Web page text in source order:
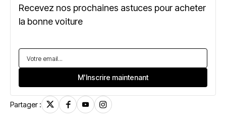
Recevez nos prochaines astuces pour acheter
la bonne voiture
Partager :